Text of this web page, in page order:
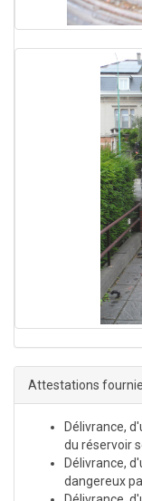
Attestations
Délivrance,
du réservoir
Délivrance,
dangereux